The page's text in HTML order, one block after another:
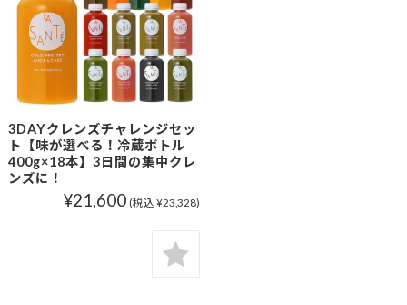
3DAYクレンズチャレンジセッ
ト【味が選べる！冷蔵ボトル
400g×18本】3日間の集中クレ
ンズに！
¥21,600 (税込 ¥23,328)